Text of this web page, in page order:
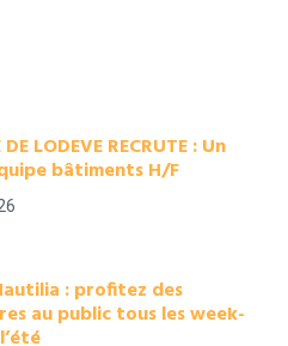
LODEVE RECRUTE : Un
bâtiments H/F
: profitez des
au public tous les week-